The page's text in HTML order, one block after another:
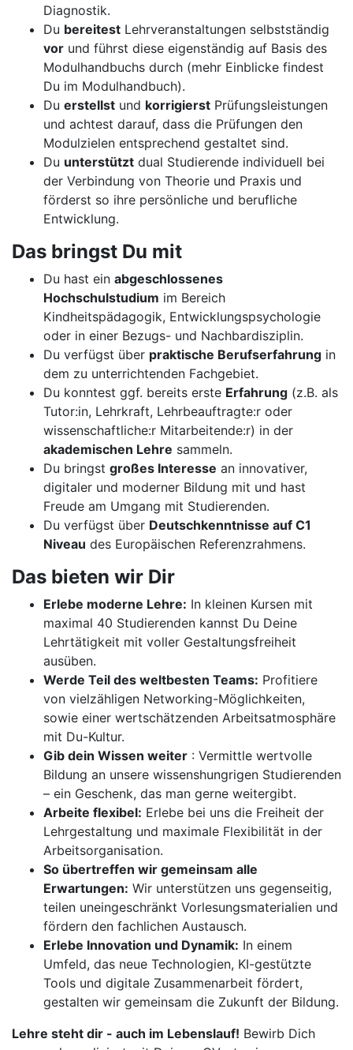
Diagnostik.
Du bereitest Lehrveranstaltungen selbstständig
vor und führst diese eigenständig auf Basis des
Modulhandbuchs durch (mehr Einblicke findest
Du im Modulhandbuch).
Du erstellst und korrigierst Prüfungsleistungen
und achtest darauf, dass die Prüfungen den
Modulzielen entsprechend gestaltet sind.
Du unterstützt dual Studierende individuell bei
der Verbindung von Theorie und Praxis und
förderst so ihre persönliche und berufliche
Entwicklung.
Das bringst Du mit
Du hast ein abgeschlossenes
Hochschulstudium im Bereich
Kindheitspädagogik, Entwicklungspsychologie
oder in einer Bezugs- und Nachbardisziplin.
Du verfügst über praktische Berufserfahrung in
dem zu unterrichtenden Fachgebiet.
Du konntest ggf. bereits erste Erfahrung (z.B. als
Tutor:in, Lehrkraft, Lehrbeauftragte:r oder
wissenschaftliche:r Mitarbeitende:r) in der
akademischen Lehre sammeln.
Du bringst großes Interesse an innovativer,
digitaler und moderner Bildung mit und hast
Freude am Umgang mit Studierenden.
Du verfügst über Deutschkenntnisse auf C1
Niveau des Europäischen Referenzrahmens.
Das bieten wir Dir
Erlebe moderne Lehre: In kleinen Kursen mit
maximal 40 Studierenden kannst Du Deine
Lehrtätigkeit mit voller Gestaltungsfreiheit
ausüben.
Werde Teil des weltbesten Teams: Profitiere
von vielzähligen Networking-Möglichkeiten,
sowie einer wertschätzenden Arbeitsatmosphäre
mit Du-Kultur.
Gib dein Wissen weiter : Vermittle wertvolle
Bildung an unsere wissenshungrigen Studierenden
– ein Geschenk, das man gerne weitergibt.
Arbeite flexibel: Erlebe bei uns die Freiheit der
Lehrgestaltung und maximale Flexibilität in der
Arbeitsorganisation.
So übertreffen wir gemeinsam alle
Erwartungen: Wir unterstützen uns gegenseitig,
teilen uneingeschränkt Vorlesungsmaterialien und
fördern den fachlichen Austausch.
Erlebe Innovation und Dynamik: In einem
Umfeld, das neue Technologien, KI-gestützte
Tools und digitale Zusammenarbeit fördert,
gestalten wir gemeinsam die Zukunft der Bildung.
Lehre steht dir - auch im Lebenslauf! Bewirb Dich